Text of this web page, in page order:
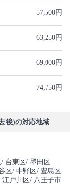
57,500円
63,250円
69,000円
74,750円
後)の対応地域
/ 台東区/ 墨田区
区/ 中野区/ 豊島区
江戸川区/ 八王子市